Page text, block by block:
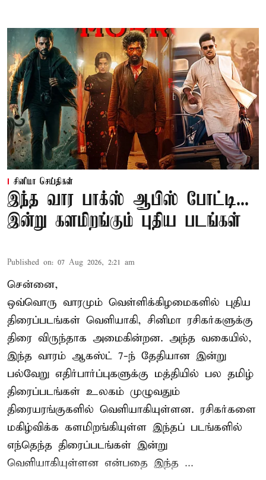
சினிமா செய்திகள்
இந்த வார பாக்ஸ் ஆபிஸ் போட்டி...
இன்று களமிறங்கும் புதிய படங்கள்
Published on: 07 Aug 2026, 2:21 am
சென்னை,
ஒவ்வொரு வாரமும் வெள்ளிக்கிழமைகளில் புதிய
திரைப்படங்கள் வெளியாகி, சினிமா ரசிகர்களுக்கு
திரை விருந்தாக அமைகின்றன. அந்த வகையில்,
இந்த வாரம் ஆகஸ்ட் 7-ந் தேதியான இன்று
பல்வேறு எதிர்பார்ப்புகளுக்கு மத்தியில் பல தமிழ்
திரைப்படங்கள் உலகம் முழுவதும்
திரையரங்குகளில் வெளியாகியுள்ளன. ரசிகர்களை
மகிழ்விக்க களமிறங்கியுள்ள இந்தப் படங்களில்
எந்தெந்த திரைப்படங்கள் இன்று
வெளியாகியுள்ளன என்பதை இந்த ...